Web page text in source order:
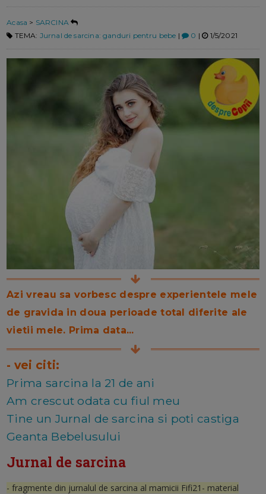
Acasa > SARCINA
TEMA: Jurnal de sarcina: ganduri pentru bebe | 0 | 1/5/2021
Azi vreau sa vorbesc despre experientele mele
de gravida in doua perioade total diferite ale
vietii mele. Prima data...
- vei citi:
Prima sarcina la 21 de ani
Am crescut odata cu fiul meu
Tine un Jurnal de sarcina si poti castiga
Geanta Bebelusului
Jurnal de sarcina
- fragmente din jurnalul de sarcina al mamicii Fifi21 - material